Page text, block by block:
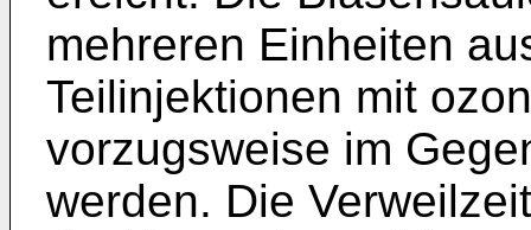
mehreren Einheiten
Teilinjektionen mit
vorzugsweise im
werden. Die